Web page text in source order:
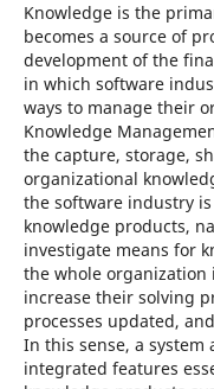
Knowledge is the
becomes a source of
development of the
in which software
ways to manage their
Knowledge
the capture, storage,
organizational
the software industry
knowledge products,
investigate means for
the whole organization
increase their solving
processes updated,
In this sense, a
integrated features